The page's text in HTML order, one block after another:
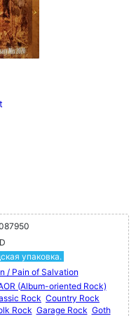
упаковка.
/ Pain of Salvation
(Album-oriented Rock)
Rock Country Rock
Rock Garage Rock Goth